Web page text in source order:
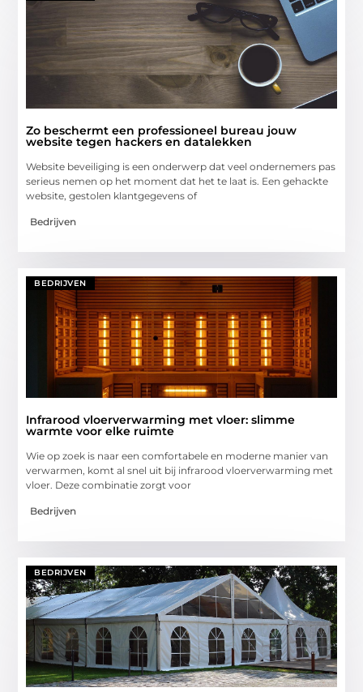
Zo beschermt een professioneel bureau jouw
website tegen hackers en datalekken
Website beveiliging is een onderwerp dat veel ondernemers pas
serieus nemen op het moment dat het te laat is. Een gehackte
website, gestolen klantgegevens of
Bedrijven
BEDRIJVEN
Infrarood vloerverwarming met vloer: slimme
warmte voor elke ruimte
Wie op zoek is naar een comfortabele en moderne manier van
verwarmen, komt al snel uit bij infrarood vloerverwarming met
vloer. Deze combinatie zorgt voor
Bedrijven
BEDRIJVEN